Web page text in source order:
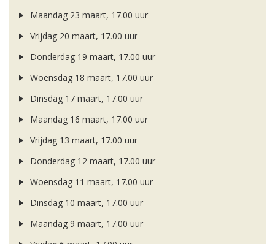
Maandag 23 maart, 17.00 uur
Vrijdag 20 maart, 17.00 uur
Donderdag 19 maart, 17.00 uur
Woensdag 18 maart, 17.00 uur
Dinsdag 17 maart, 17.00 uur
Maandag 16 maart, 17.00 uur
Vrijdag 13 maart, 17.00 uur
Donderdag 12 maart, 17.00 uur
Woensdag 11 maart, 17.00 uur
Dinsdag 10 maart, 17.00 uur
Maandag 9 maart, 17.00 uur